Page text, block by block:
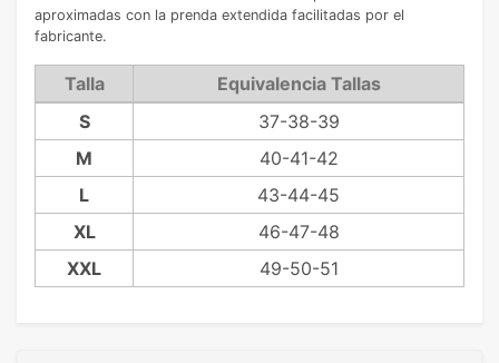
aproximadas con la prenda extendida facilitadas por el
fabricante.
Talla
Equivalencia Tallas
S
37-38-39
M
40-41-42
L
43-44-45
XL
46-47-48
XXL
49-50-51